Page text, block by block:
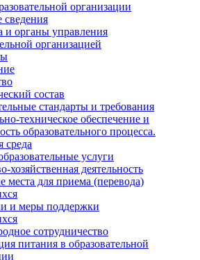
организации
и органы управления
организацией
состав
стандарты и требования
техническое обеспечение и
образовательного процесса.
среда
услуги
хозяйственная деятельность
места для приема (перевода)
и меры поддержки
сотрудничество
питания в образовательной